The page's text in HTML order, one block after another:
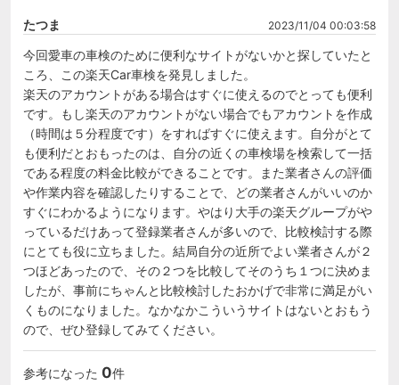
たつま 2023/11/04 00:03:58
今回愛車の車検のために便利なサイトがないかと探していたと
ころ、この楽天Car車検を発見しました。
楽天のアカウントがある場合はすぐに使えるのでとっても便利
です。もし楽天のアカウントがない場合でもアカウントを作成
（時間は５分程度です）をすればすぐに使えます。自分がとて
も便利だとおもったのは、自分の近くの車検場を検索して一括
である程度の料金比較ができることです。また業者さんの評価
や作業内容を確認したりすることで、どの業者さんがいいのか
すぐにわかるようになります。やはり大手の楽天グループがや
っているだけあって登録業者さんが多いので、比較検討する際
にとても役に立ちました。結局自分の近所でよい業者さんが２
つほどあったので、その２つを比較してそのうち１つに決めま
したが、事前にちゃんと比較検討したおかげで非常に満足がい
くものになりました。なかなかこういうサイトはないとおもう
ので、ぜひ登録してみてください。
参考になった 0件